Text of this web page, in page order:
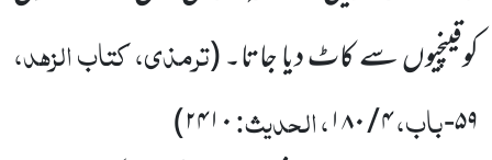
کوقینچیوں سے کاٹ دیا جاتا۔(ترمذی، کتاب الزہد،
۵۹-باب،۴/۱۸۰، الحدیث:۲۴۱۰)